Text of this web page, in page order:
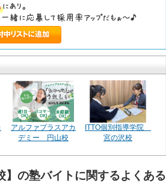
アルファプラスアカ
デミー 円山校
ITTO個別指導学院
宮の沢校
の塾バイトに関するよくある